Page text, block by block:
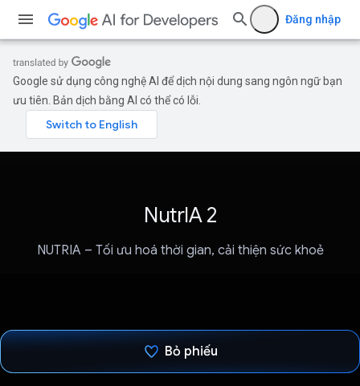
Đăng nhập
Google sử dụng công nghệ AI để dịch nội dung sang ngôn ngữ bạn
ưu tiên. Bản dịch bằng AI có thể có lỗi.
NutrIA 2
NUTRIA – Tối ưu hoá thời gian, cải thiện sức khoẻ
Bỏ phiếu